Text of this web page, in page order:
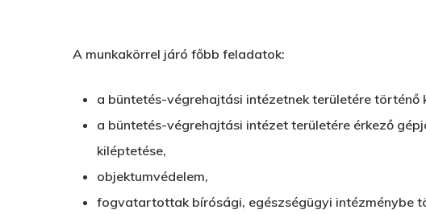
A munkakörrel járó főbb feladatok:
a büntetés-végrehajtási intézetnek területére történő
a büntetés-végrehajtási intézet területére érkező
kiléptetése,
objektumvédelem,
fogvatartottak bírósági, egészségügyi intézménybe